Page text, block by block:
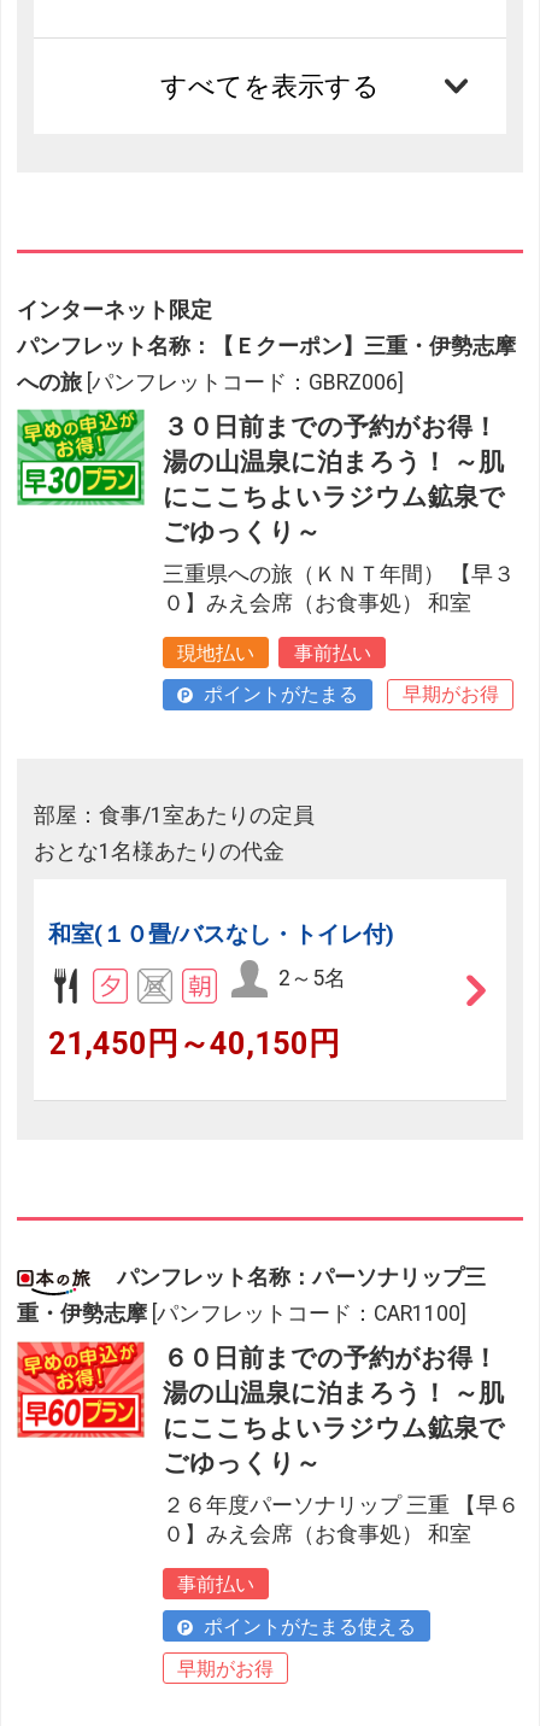
すべてを表示する
インターネット限定
パンフレット名称：【Ｅクーポン】三重・伊勢志摩
への旅 [パンフレットコード：GBRZ006]
３０日前までの予約がお得！
湯の山温泉に泊まろう！ ～肌
にここちよいラジウム鉱泉で
ごゆっくり～
三重県への旅（ＫＮＴ年間） 【早３
０】みえ会席（お食事処） 和室
現地払い
事前払い
ポイントがたまる
早期がお得
部屋：食事/1室あたりの定員
おとな1名様あたりの代金
和室(１０畳/バスなし・トイレ付)
2～5名
21,450円～40,150円
パンフレット名称：パーソナリップ三
重・伊勢志摩 [パンフレットコード：CAR1100]
６０日前までの予約がお得！
湯の山温泉に泊まろう！ ～肌
にここちよいラジウム鉱泉で
ごゆっくり～
２６年度パーソナリップ 三重 【早６
０】みえ会席（お食事処） 和室
事前払い
ポイントがたまる使える
早期がお得